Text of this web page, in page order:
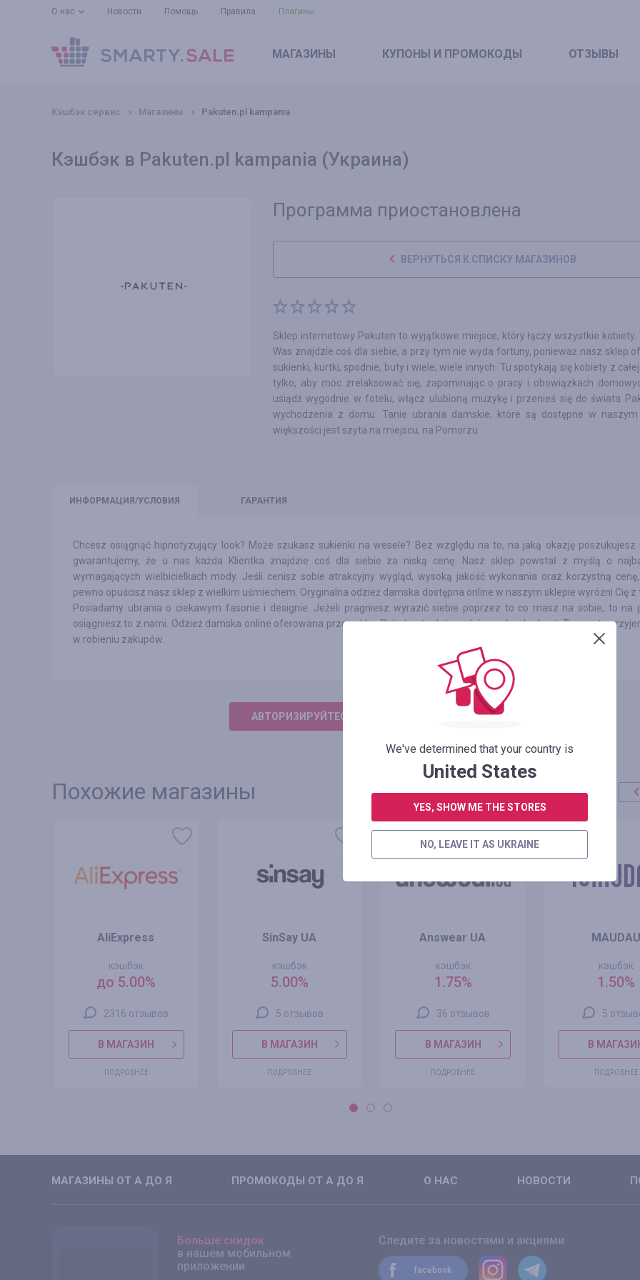
О нас Новости Помощь Правила Плагины
МАГАЗИНЫ КУПОНЫ И ПРОМОКОДЫ ОТЗЫВЫ
Кэшбэк сервис Магазины Pakuten.pl kampania
Кэшбэк в Pakuten.pl kampania (Украина)
Программа приостановлена
ВЕРНУТЬСЯ К СПИСКУ МАГАЗИНОВ
Sklep internetowy Pakuten to wyjątkowe miejsce, który łączy wszystkie kobiety.
Was znajdzie coś dla siebie, a przy tym nie wyda fortuny, ponieważ nasz sklep
sukienki, kurtki, spodnie, buty i wiele, wiele innych. Tu spotykają się kobiety z
tylko, aby móc zrelaksować się, zapominając o pracy i obowiązkach
usiądź wygodnie w fotelu, włącz ulubioną muzykę i przenieś się do świata
wychodzenia z domu. Tanie ubrania damskie, które są dostępne w
większości jest szyta na miejscu, na Pomorzu.
ИНФО РМАЦИЯ/УСЛОВИЯ ГАРАНТИЯ
Chcesz osiągnąć hipnotyzujący look? Może szukasz sukienki na wesele? Bez względu na to, na jaką okazję poszukujesz
gwarantujemy, że u nas każda Klientka znajdzie coś dla siebie za niską cenę. Nasz sklep powstał z myślą o
wymagających wielbicielkach mody. Jeśli cenisz sobie atrakcyjny wygląd, wysoką jakość wykonania oraz korzystną
pewno opuścisz nasz sklep z wielkim uśmiechem. Oryginalna odzież damska dostępna online w naszym sklepie wyróżni Cię z
Posiadamy ubrania o ciekawym fasonie i designie. Jeżeli pragniesz wyrazić siebie poprzez to co masz na sobie, to na
osiągniesz to z nami. Odzież damska online oferowana przez sklep Pakuten to duży wybór modnych ubrań. To czysta
w robieniu zakupów.
АВТОРИЗИРУЙТЕСЬ, ЧТОБЫ ОСТАВИТЬ ОТЗЫВ
Похожие магазины
AliExpress
кэшбэк
до 5.00%
2316 отзывов
В МАГАЗИН
ПОДРОБНЕЕ
SinSay UA
кэшбэк
5.00%
5 отзывов
В МАГАЗИН
ПОДРОБНЕЕ
Answear UA
кэшбэк
1.75%
36 отзывов
В МАГАЗИН
ПОДРОБНЕЕ
MAUDAU
кэшбэк
1.50%
5
В
ПОДРОБНЕЕ
МАГАЗИНЫ ОТ А ДО Я ПРОМОКОДЫ ОТ А ДО Я О НАС НОВОСТИ
Больше скидок
в нашем мобильном
приложении
Следите за новостями и акциями
facebook
We've determined that your country is
United States
YES, SHOW ME THE STORES
NO, LEAVE IT AS UKRAINE